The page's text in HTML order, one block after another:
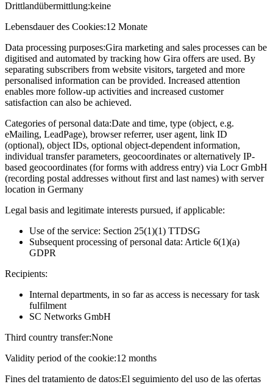
Drittlandübermittlung:keine
Lebensdauer des Cookies:12 Monate
Data processing purposes:Gira marketing and sales processes can be
digitised and automated by tracking how Gira offers are used. By
separating subscribers from website visitors, targeted and more
personalised information can be provided. Increased attention
enables more follow-up activities and increased customer
satisfaction can also be achieved.
Categories of personal data:Date and time, type (object, e.g.
eMailing, LeadPage), browser referrer, user agent, link ID
(optional), object IDs, optional object-dependent information,
individual transfer parameters, geocoordinates or alternatively IP-
based geocoordinates (for forms with address entry) via Locr GmbH
(recording postal addresses without first and last names) with server
location in Germany
Legal basis and legitimate interests pursued, if applicable:
Use of the service: Section 25(1)(1) TTDSG
Subsequent processing of personal data: Article 6(1)(a)
GDPR
Recipients:
Internal departments, in so far as access is necessary for task
fulfilment
SC Networks GmbH
Third country transfer:None
Validity period of the cookie:12 months
Fines del tratamiento de datos:El seguimiento del uso de las ofertas